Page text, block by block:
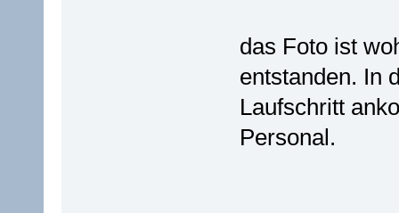
das Foto ist
entstanden. In
Laufschritt
Personal.